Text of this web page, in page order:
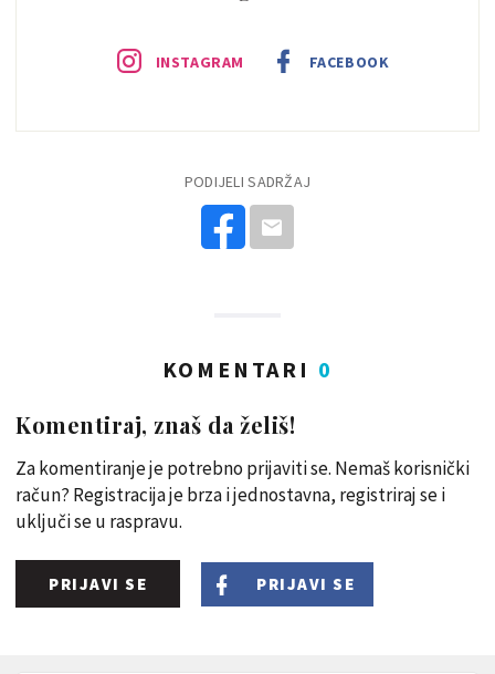
INSTAGRAM FACEBOOK
PODIJELI SADRŽAJ
KOMENTARI 0
Komentiraj, znaš da želiš!
Za komentiranje je potrebno prijaviti se. Nemaš korisnički
račun? Registracija je brza i jednostavna, registriraj se i
uključi se u raspravu.
PRIJAVI SE PRIJAVI SE